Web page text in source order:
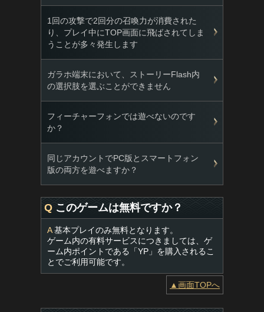
1回の攻撃で2回分の召喚力が消費された
り、プレイ中にTOP画面に飛ばされてしま
うことが多々発生します
ガラホ端末において、ストーリーFlash内
の選択肢を選ぶことができません
フィーチャーフォンでは遊べないのです
か？
同じアカウントでPC版とスマートフォン
版の両方を遊べますか？
Q このゲームは無料ですか？
A基本プレイのみ無料となります。
ゲーム内の有料サービスにつきましては、ゲ
ーム内ポイントである「YP」を購入されるこ
とでご利用可能です。
▲画面TOPへ